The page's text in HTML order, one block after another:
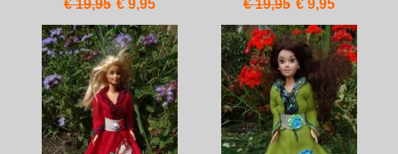
€ 19,95 € 9,95
€ 19,95 € 9,95